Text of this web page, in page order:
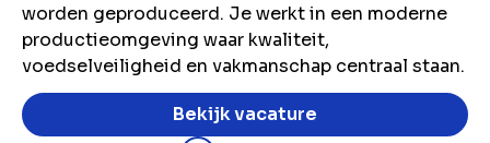
worden geproduceerd. Je werkt in een moderne
productieomgeving waar kwaliteit,
voedselveiligheid en vakmanschap centraal staan.
Bekijk vacature